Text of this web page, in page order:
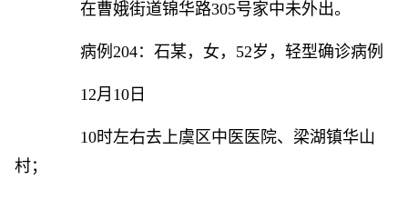
在曹娥街道锦华路305号家中未外出。
病例204：石某，女，52岁，轻型确诊病例
12月10日
10时左右去上虞区中医医院、梁湖镇华山
村；